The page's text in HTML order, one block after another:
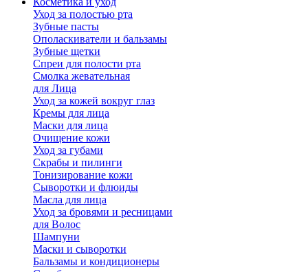
Уход за полостью рта
Зубные пасты
Ополаскиватели и бальзамы
Зубные щетки
Спреи для полости рта
Смолка жевательная
для Лица
Уход за кожей вокруг глаз
Кремы для лица
Маски для лица
Очищение кожи
Уход за губами
Скрабы и пилинги
Тонизирование кожи
Сыворотки и флюиды
Масла для лица
Уход за бровями и ресницами
для Волос
Шампуни
Маски и сыворотки
Бальзамы и кондиционеры